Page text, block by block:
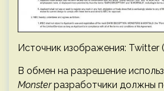
Источник изображения: Twitter
В обмен на разрешение
Monsterразработчики должны